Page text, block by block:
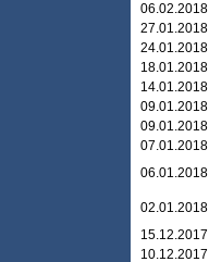
06.02.2018
27.01.2018
24.01.2018
18.01.2018
14.01.2018
09.01.2018
09.01.2018
07.01.2018
06.01.2018
02.01.2018
15.12.2017
10.12.2017